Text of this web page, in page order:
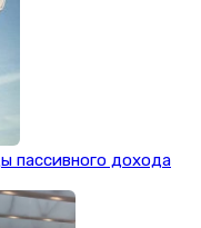
пассивного дохода